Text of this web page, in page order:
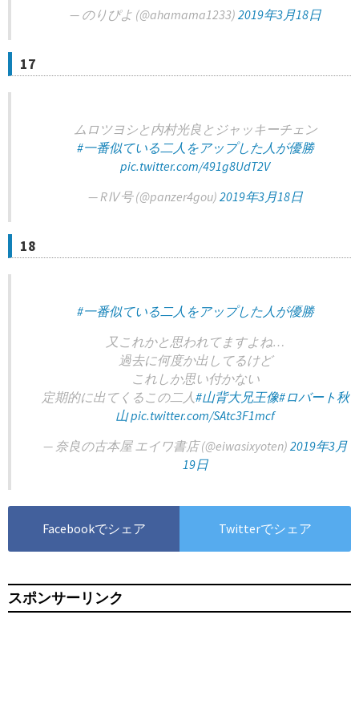
— のりぴよ (@ahamama1233) 2019年3月18日
17
ムロツヨシと内村光良とジャッキーチェン
#一番似ている二人をアップした人が優勝
pic.twitter.com/491g8UdT2V
— RⅣ号 (@panzer4gou) 2019年3月18日
18
#一番似ている二人をアップした人が優勝
又これかと思われてますよね…
過去に何度か出してるけど
これしか思い付かない
定期的に出てくるこの二人#山背大兄王像#ロバート秋
山pic.twitter.com/SAtc3F1mcf
— 奈良の古本屋 エイワ書店 (@eiwasixyoten) 2019年3月
19日
Facebookでシェア Twitterでシェア
スポンサーリンク